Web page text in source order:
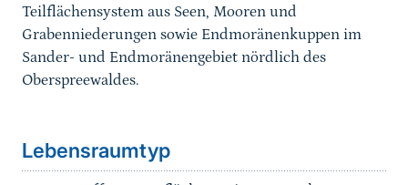
Teilflächensystem aus Seen, Mooren und
Grabenniederungen sowie Endmoränenkuppen im
Sander- und Endmoränengebiet nördlich des
Oberspreewaldes.
Lebensraumtyp